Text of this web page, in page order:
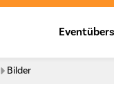
Bilder